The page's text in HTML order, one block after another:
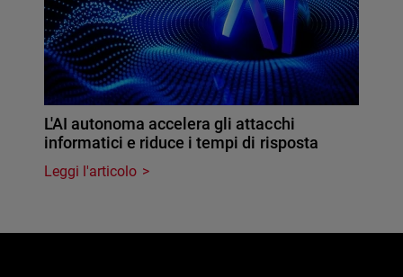
L'AI autonoma accelera gli attacchi
informatici e riduce i tempi di risposta
Leggi l'articolo